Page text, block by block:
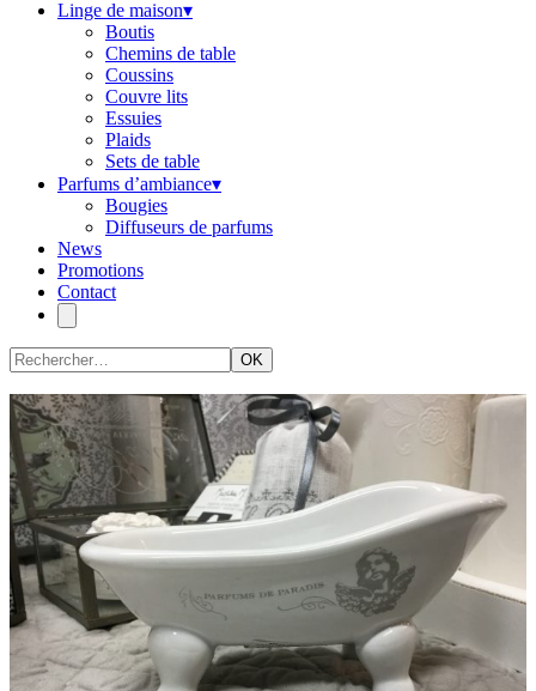
Linge de maison▾
Boutis
Chemins de table
Coussins
Couvre lits
Essuies
Plaids
Sets de table
Parfums d’ambiance▾
Bougies
Diffuseurs de parfums
News
Promotions
Contact
OK